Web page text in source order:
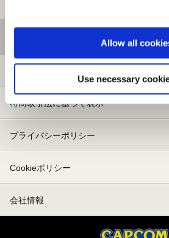
Allow all
Use necessary
特商取引法に基づく表示
プライバシーポリシー
Cookieポリシー
会社情報